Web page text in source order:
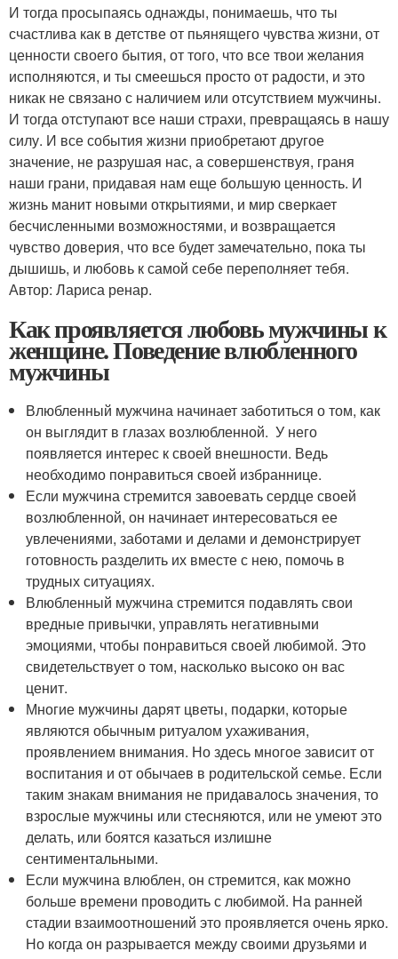
И тогда просыпаясь однажды, понимаешь, что ты
счастлива как в детстве от пьянящего чувства жизни, от
ценности своего бытия, от того, что все твои желания
исполняются, и ты смеешься просто от радости, и это
никак не связано с наличием или отсутствием мужчины.
И тогда отступают все наши страхи, превращаясь в нашу
силу. И все события жизни приобретают другое
значение, не разрушая нас, а совершенствуя, граня
наши грани, придавая нам еще большую ценность. И
жизнь манит новыми открытиями, и мир сверкает
бесчисленными возможностями, и возвращается
чувство доверия, что все будет замечательно, пока ты
дышишь, и любовь к самой себе переполняет тебя.
Автор: Лариса ренар.
Как проявляется любовь мужчины к
женщине. Поведение влюбленного
мужчины
Влюбленный мужчина начинает заботиться о том, как
он выглядит в глазах возлюбленной. У него
появляется интерес к своей внешности. Ведь
необходимо понравиться своей избраннице.
Если мужчина стремится завоевать сердце своей
возлюбленной, он начинает интересоваться ее
увлечениями, заботами и делами и демонстрирует
готовность разделить их вместе с нею, помочь в
трудных ситуациях.
Влюбленный мужчина стремится подавлять свои
вредные привычки, управлять негативными
эмоциями, чтобы понравиться своей любимой. Это
свидетельствует о том, насколько высоко он вас
ценит.
Многие мужчины дарят цветы, подарки, которые
являются обычным ритуалом ухаживания,
проявлением внимания. Но здесь многое зависит от
воспитания и от обычаев в родительской семье. Если
таким знакам внимания не придавалось значения, то
взрослые мужчины или стесняются, или не умеют это
делать, или боятся казаться излишне
сентиментальными.
Если мужчина влюблен, он стремится, как можно
больше времени проводить с любимой. На ранней
стадии взаимоотношений это проявляется очень ярко.
Но когда он разрывается между своими друзьями и